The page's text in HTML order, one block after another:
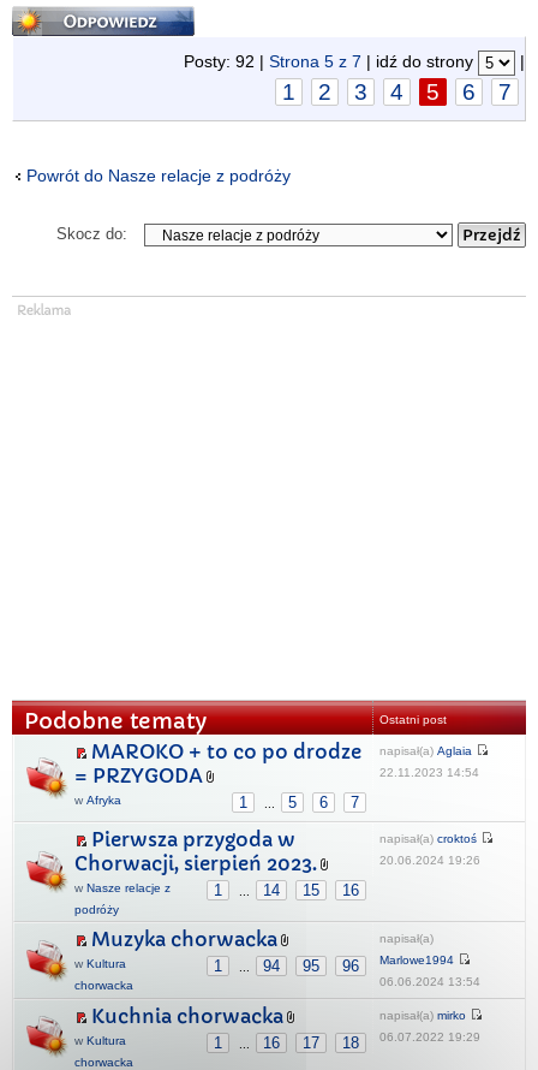
Odpowiedz
Posty: 92 | Strona 5 z 7 | idź do strony |
1 2 3 4 5 6 7
Powrót do Nasze relacje z podróży
Skocz do:
Podobne tematy Ostatni post
MAROKO + to co po drodze
= PRZYGODA
1 5 6 7
w Afryka
napisał(a) Aglaia
22.11.2023 14:54
Pierwsza przygoda w
Chorwacji, sierpień 2023.
1 14 15 16
w Nasze relacje z
podróży
napisał(a) croktoś
20.06.2024 19:26
Muzyka chorwacka
1 94 95 96
w Kultura
chorwacka
napisał(a)
Marlowe1994
06.06.2024 13:54
Kuchnia chorwacka
1 16 17 18
w Kultura
chorwacka
napisał(a) mirko
06.07.2022 19:29